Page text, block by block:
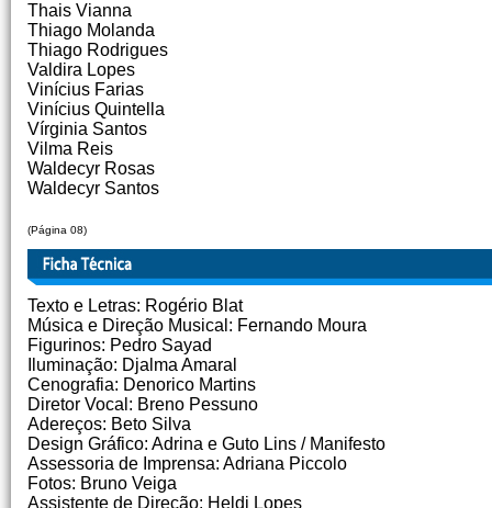
Thais Vianna
Thiago Molanda
Thiago Rodrigues
Valdira Lopes
Vinícius Farias
Vinícius Quintella
Vírginia Santos
Vilma Reis
Waldecyr Rosas
Waldecyr Santos
(Página 08)
Texto e Letras: Rogério Blat
Música e Direção Musical: Fernando Moura
Figurinos: Pedro Sayad
Iluminação: Djalma Amaral
Cenografia: Denorico Martins
Diretor Vocal: Breno Pessuno
Adereços: Beto Silva
Design Gráfico: Adrina e Guto Lins / Manifesto
Assessoria de Imprensa: Adriana Piccolo
Fotos: Bruno Veiga
Assistente de Direção: Heldi Lopes